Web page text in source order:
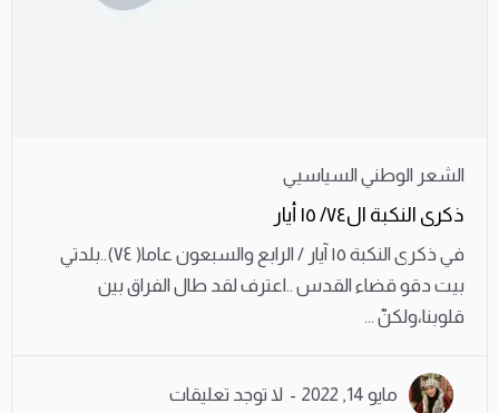
الشعر الوطني السياسيي
ذكرى النكبة ال٧٤/ ١٥ أيار
في ذكرى النكبة ١٥ آيار / الرابع والسبعون عاما( ٧٤)..بلدتي
بيت دقو قضاء القدس ..اعترف لقد طال الفراق بين
قلوبنا،ولكنّ ...
مايو 14, 2022 لا توجد تعليقات